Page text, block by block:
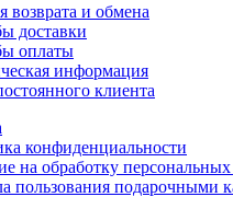
возврата и обмена
доставки
оплаты
информация
клиента
конфиденциальности
на обработку
пользования подарочными